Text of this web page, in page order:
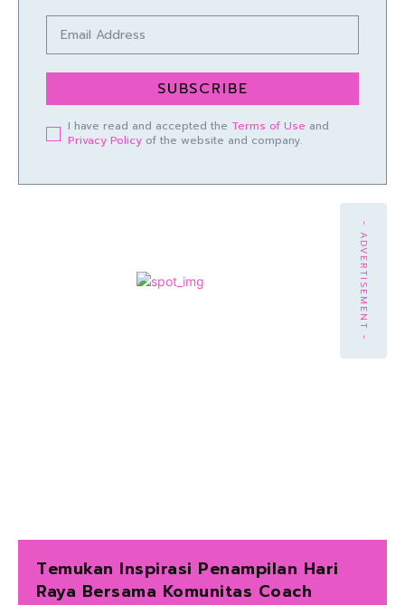
SUBSCRIBE
I have read and accepted the Terms of Use and
Privacy Policy of the website and company.
- ADVERTISEMENT -
Temukan Inspirasi Penampilan Hari
Raya Bersama Komunitas Coach